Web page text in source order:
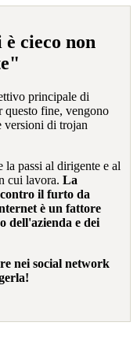
cieco non
principale di
questo fine, vengono
versioni di trojan
la passi al dirigente e al
cui lavora. La
il furto da
è un fattore
dell'azienda e dei
nei social network